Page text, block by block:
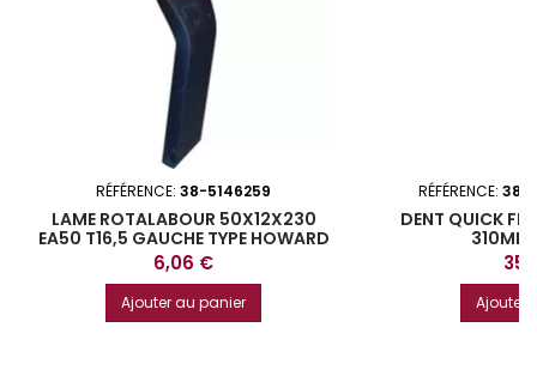
RÉFÉRENCE: 38-5146259
LAME ROTALABOUR 50X12X230
EA50 T16,5 GAUCHE TYPE HOWARD
Prix
6,06 €
Ajouter au panier
RÉFÉRENCE: 38-
DENT QUICK
310MM
Prix
Ajouter